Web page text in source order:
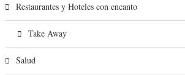
Restaurantes y Hoteles con encanto
Take Away
Salud